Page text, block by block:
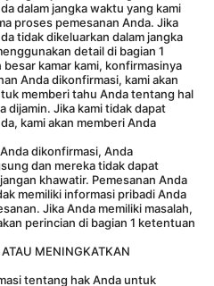
dalam jangka waktu yang kami
proses pemesanan Anda. Jika
tidak dikeluarkan dalam jangka
detail di bagian 1
kamar kami, konfirmasinya
Anda dikonfirmasi, kami akan
memberi tahu Anda tentang hal
dijamin. Jika kami tidak dapat
kami akan memberi Anda
dan mereka tidak dapat
khawatir. Pemesanan Anda
memiliki informasi pribadi Anda
Jika Anda memiliki masalah,
perincian di bagian 1 ketentuan